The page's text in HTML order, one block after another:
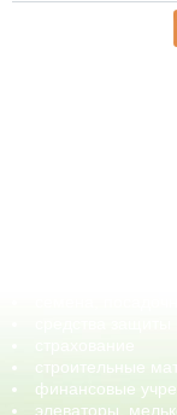
строительные
финансовые
элеваторы,